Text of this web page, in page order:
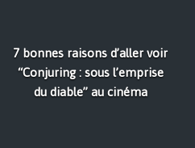
7 bonnes raisons d’aller voir
“Conjuring : sous l’emprise
du diable” au cinéma